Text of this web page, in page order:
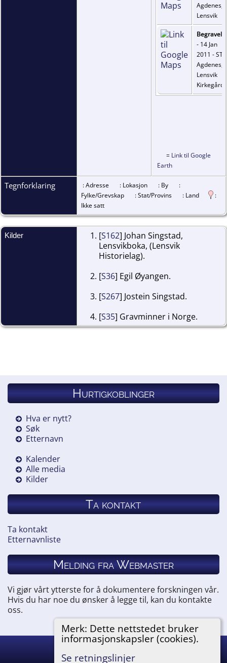
Merk: Dette nettstedet bruker
informasjonskapsler (cookies).
Se retningslinjer
Agdenes,
Lensvik
- 14 Jan
2011 - ST,
Agdenes,
Lensvik
Kirkegård
= Link til Google
Earth
Tegnforklaring : Adresse : Lokasjon : By
:
Fylke/Grevskap
: Stat/Provins : Land
:
Ikke satt
Kilder [S162] Johan Singstad,
Lensvikboka, (Lensvik
Historielag).
[S36] Egil Øyangen.
[S267] Jostein Singstad.
[S35] Gravminner i Norge.
Hurtigkoblinger
Hva er nytt?
Søk
Etternavn
Kalender
Alle media
Kilder
Ta kontakt
Ta kontakt
Etternavnliste
Melding fra Webmaster
Vi gjør vårt ytterste for å dokumentere forskningen vår.
Hvis du har noe du ønsker å legge til, kan du kontakte
oss.